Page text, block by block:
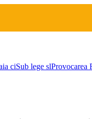
ciSub lege slProvocarea